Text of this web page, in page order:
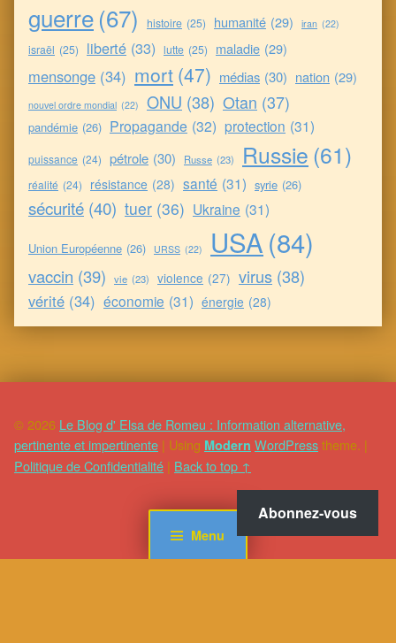
Menu
guerre(67) histoire (25) humanité (29) iran (22)
israël (25) liberté (33) lutte (25) maladie (29)
mensonge (34) mort (47) médias (30) nation (29)
nouvel ordre mondial (22) ONU (38) Otan (37)
pandémie (26) Propagande (32) protection (31)
puissance (24) pétrole (30) Russe (23) Russie (61)
réalité (24) résistance (28) santé (31) syrie (26)
sécurité (40) tuer (36) Ukraine (31)
Union Européenne (26) URSS (22) USA(84)
vaccin (39) vie (23) violence (27) virus (38)
vérité (34) économie (31) énergie (28)
© 2026 Le Blog d' Elsa de Romeu : Information alternative,
pertinente et impertinente | Using Modern WordPresstheme. |
Politique de Confidentialité | Back to top ↑
Abonnez-vous